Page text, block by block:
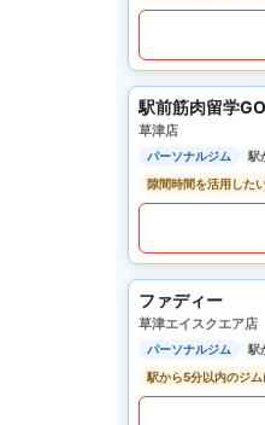
駅前筋肉留学GO
草津店
パーソナルジム
駅
隙間時間を活用した
ファディー
草津エイスクエア店
パーソナルジム
駅
駅から5分以内のジ